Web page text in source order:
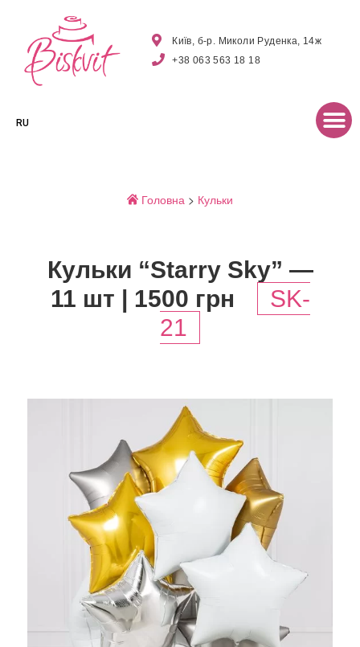
Київ, б-р. Миколи Руденка, 14ж
+38 063 563 18 18
RU
Головна > Кульки
Кульки “Starry Sky” —
11 шт | 1500 грн
SK-
21